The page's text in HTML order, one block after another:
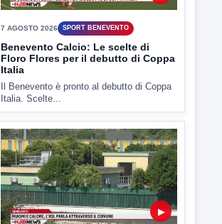
ULTIMI VIDEO
▶
7 AGOSTO 2026 SPORT BENEVENTO
Benevento Calcio: Le scelte di
Floro Flores per il debutto di Coppa
Italia